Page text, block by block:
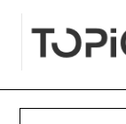
content